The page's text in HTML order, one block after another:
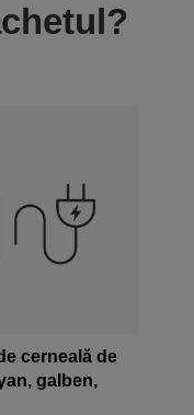
cerneală de
galben,